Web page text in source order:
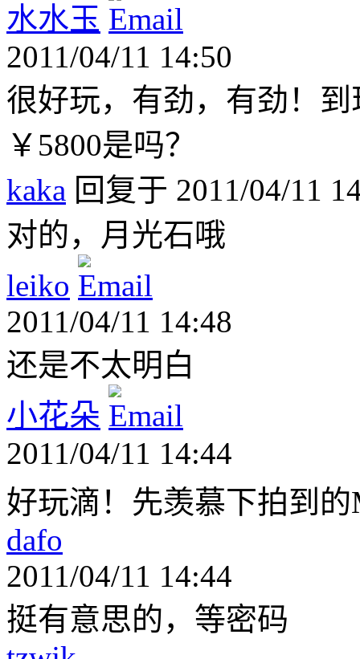
水水玉
2011/04/11 14:50
很好玩，有劲，有劲！
￥5800是吗？
kaka 回复于 2011/04/11
对的，月光石哦
leiko
2011/04/11 14:48
还是不太明白
小花朵
2011/04/11 14:44
好玩滴！先羡慕下拍到
dafo
2011/04/11 14:44
挺有意思的，等密码